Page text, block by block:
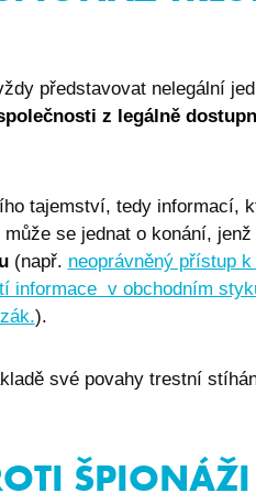
představovat nelegální
z legálně
tajemství, tedy informací,
se jednat o konání, jenž
(např. neoprávněný přístup
informace v obchodním
).
své povahy trestní
ŠPIONÁŽI
eshop.premocz.eu
.premocz.eu